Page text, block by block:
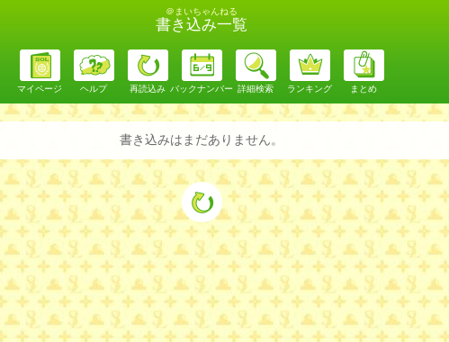
＠まいちゃんねる
書き込み一覧
マイページ ヘルプ 再読込み バックナンバー 詳細検索 ランキング まとめ
書き込みはまだありません。